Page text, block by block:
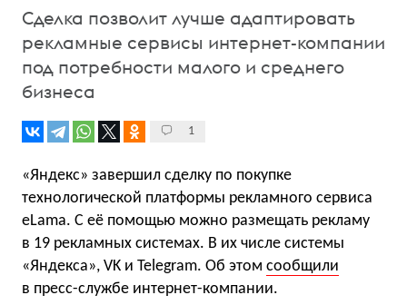
Сделка позволит лучше адаптировать
рекламные сервисы интернет-компании
под потребности малого и среднего
бизнеса
1
«Яндекс» завершил сделку по покупке
технологической платформы рекламного сервиса
eLama. С её помощью можно размещать рекламу
в 19 рекламных системах. В их числе системы
«Яндекса», VK и Telegram. Об этом сообщили
в пресс-службе интернет-компании.